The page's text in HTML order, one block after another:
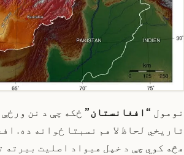
نومول “افغانستان” ځکه چې د نن
تاریخي لحاظ لا هم نسبتا ځوانه ده.
هڅه کوي چې د خپل هیواد اصلیت بیرته